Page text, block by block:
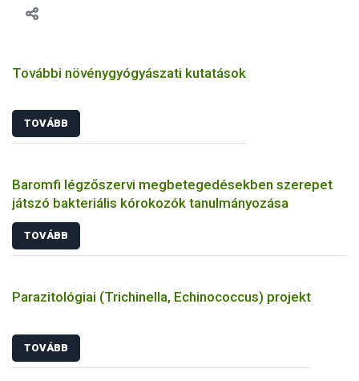
További növénygyógyászati kutatások
TOVÁBB
Baromfi légzőszervi megbetegedésekben szerepet
játszó bakteriális kórokozók tanulmányozása
TOVÁBB
Parazitológiai (Trichinella, Echinococcus) projekt
TOVÁBB